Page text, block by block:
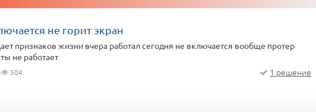
не горит экран
признаков жизни вчера работал сегодня не включается вообще протер
не работает
504 1 решение